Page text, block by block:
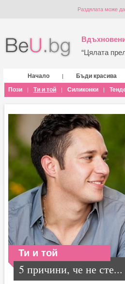
Раздялата може
“Цялата
Начало | Бъди красива
Пози | Ти и той | Силиконки |
Ти и той
5 причини, че не сте...